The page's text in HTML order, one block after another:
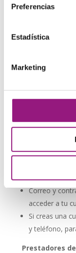
Preferencias
Estadística
Marketing
siguiente
el navegador)
ubicación.
visualizado
Tus
Dirección de
hacer la
Cookies
contenidos
activa.
Correo y
acceder a tu
Si creas una
y teléfono,
Prestadores